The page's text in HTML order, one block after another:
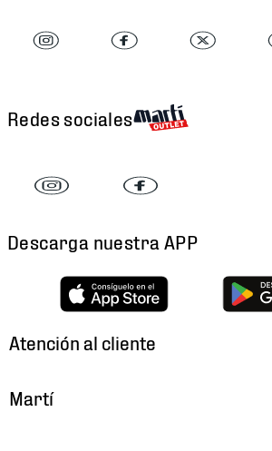
Redes sociales
Descarga nuestra APP
Atención al cliente
Martí